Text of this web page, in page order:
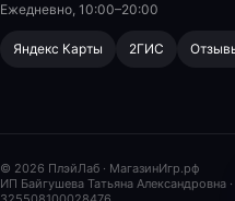
Ежедневно, 10:00–20:00
Яндекс Карты 2ГИС
© 2026 ПлэйЛаб · МагазинИгр.рф
ИП Байгушева Татьяна Александровна